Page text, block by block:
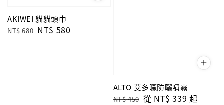
AKIWEI 貓貓頭巾
Regular
NT$ 680 Sale
NT$ 580
ALTO 艾多曬防曬噴霧
Regular
NT$ 450 Sale
從 NT$ 339 起